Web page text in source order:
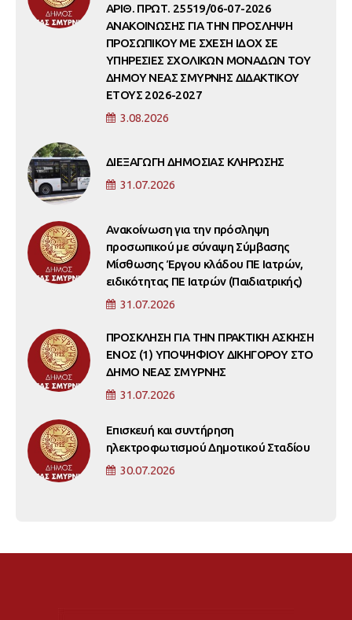
ΑΡΙΘ. ΠΡΩΤ. 25519/06-07-2026
ΑΝΑΚΟΙΝΩΣΗΣ ΓΙΑ ΤΗΝ ΠΡΟΣΛΗΨΗ
ΠΡΟΣΩΠΙΚΟΥ ΜΕ ΣΧΕΣΗ ΙΔΟΧ ΣΕ
ΥΠΗΡΕΣΙΕΣ ΣΧΟΛΙΚΩΝ ΜΟΝΑΔΩΝ ΤΟΥ
ΔΗΜΟΥ ΝΕΑΣ ΣΜΥΡΝΗΣ ΔΙΔΑΚΤΙΚΟΥ
ΕΤΟΥΣ 2026-2027
3.08.2026
ΔΙΕΞΑΓΩΓΗ ΔΗΜΟΣΙΑΣ ΚΛΗΡΩΣΗΣ
31.07.2026
Ανακοίνωση για την πρόσληψη
προσωπικού με σύναψη Σύμβασης
Μίσθωσης Έργου κλάδου ΠΕ Ιατρών,
ειδικότητας ΠΕ Ιατρών (Παιδιατρικής)
31.07.2026
ΠΡΟΣΚΛΗΣΗ ΓΙΑ ΤΗΝ ΠΡΑΚΤΙΚΗ ΑΣΚΗΣΗ
ΕΝΟΣ (1) ΥΠΟΨΗΦΙΟΥ ΔΙΚΗΓΟΡΟΥ ΣΤΟ
ΔΗΜΟ ΝΕΑΣ ΣΜΥΡΝΗΣ
31.07.2026
Επισκευή και συντήρηση
ηλεκτροφωτισμού Δημοτικού Σταδίου
30.07.2026